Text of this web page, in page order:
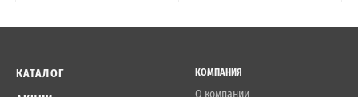
КАТАЛОГ
КОМПАНИЯ
О компании